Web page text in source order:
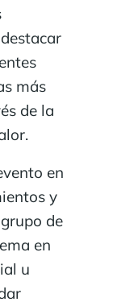
más
de la
en
y
de
en
u